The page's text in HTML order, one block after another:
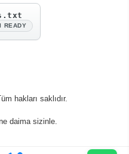
READY
hakları saklıdır.
daima sizinle.